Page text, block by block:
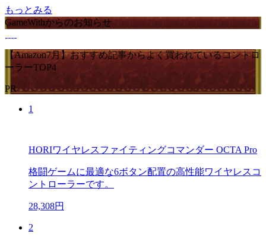
もっとみる
GameWithからのお知らせ
【Amazon7月】おすすめ記事からよく買われているコントロ
ーラーTOP4
PR
1
HORIワイヤレスファイティングコマンダー OCTA Pro
格闘ゲームに最適な6ボタン配置の高性能ワイヤレスコ
ントローラーです。
28,308円
2